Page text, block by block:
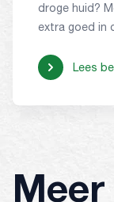
droge huid?
extra goed in
Lees